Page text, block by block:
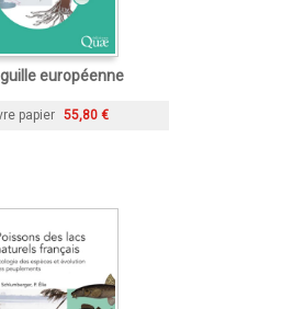
européenne
papier 55,80 €